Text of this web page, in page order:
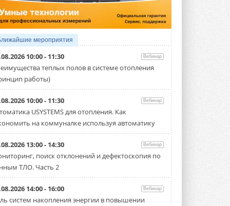
21-й ежегодный форум
«ЦОД-2026»
Мероприятие пройдет 2-3 сентября в
отеле Radisson Slavyanskaya. Форум
посетит более двух тысяч участников ...
5 АВГУСТА 2026
Китайская Shenling представила
«воздух-вода» на R290
Серия ThermaX R290 All-In-One
включает три модели ...
Тепловые насосы в связке с
солнечной генерацией и
накопителем снижают
потребление на 60%
Исследователи из Италии установили ...
4 АВГУСТА 2026
«РУСКЛИМАТ Fest 2026» в Уфе
собрал свыше 700 профи
климатической отрасли
мероприятия
10:00 - 11:30 Вебинар
теплых полов в системе отопления
работы)
10:00 - 11:30 Вебинар
USYSTEMS для отопления. Как
на коммуналке используя автоматику
13:00 - 14:30 Вебинар
поиск отклонений и дефектоскопия по
ТЛО. Часть 2
14:00 - 16:00 Вебинар
систем накопления энергии в повышении